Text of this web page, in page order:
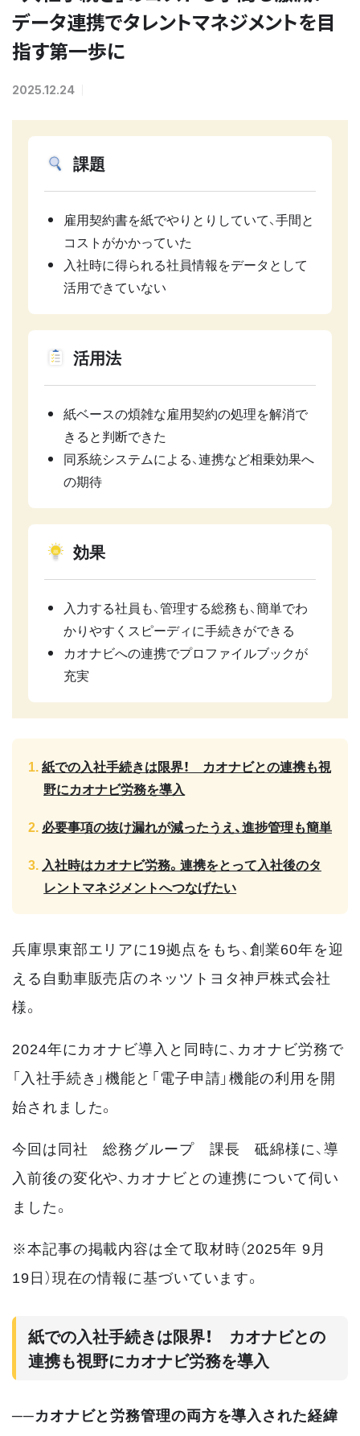
データ連携でタレントマネジメントを目
指す第一歩に
2025.12.24
課題
雇用契約書を紙でやりとりしていて、手間と
コストがかかっていた
入社時に得られる社員情報をデータとして
活用できていない
活用法
紙ベースの煩雑な雇用契約の処理を解消で
きると判断できた
同系統システムによる、連携など相乗効果へ
の期待
効果
入力する社員も、管理する総務も、簡単でわ
かりやすくスピーディに手続きができる
カオナビへの連携でプロファイルブックが
充実
紙での入社手続きは限界！ カオナビとの連携も視
野にカオナビ労務を導入
必要事項の抜け漏れが減ったうえ、進捗管理も簡単
入社時はカオナビ労務。連携をとって入社後のタ
レントマネジメントへつなげたい
兵庫県東部エリアに19拠点をもち、創業60年を迎
える自動車販売店のネッツトヨタ神戸株式会社
様。
2024年にカオナビ導入と同時に、カオナビ労務で
「入社手続き」機能と「電子申請」機能の利用を開
始されました。
今回は同社 総務グループ 課長 砥綿様に、導
入前後の変化や、カオナビとの連携について伺い
ました。
※本記事の掲載内容は全て取材時（2025年 9月
19日）現在の情報に基づいています。
紙での入社手続きは限界！ カオナビとの
連携も視野にカオナビ労務を導入
──カオナビと労務管理の両方を導入された経緯